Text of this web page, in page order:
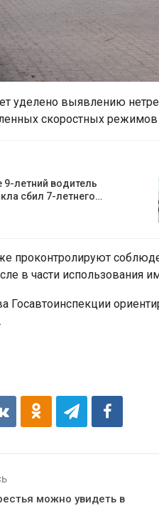
уделено выявлению
скоростных
9-летний водитель
сбил 7-летнего…
проконтролируют
в части использования
Госавтоинспекции
можно увидеть в